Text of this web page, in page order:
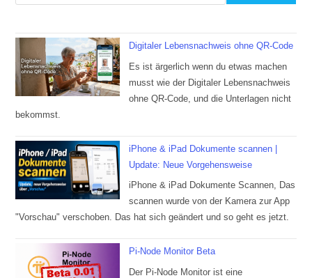
Digitaler Lebensnachweis ohne QR-Code
Es ist ärgerlich wenn du etwas machen
musst wie der Digitaler Lebensnachweis
ohne QR-Code, und die Unterlagen nicht
bekommst.
iPhone & iPad Dokumente scannen |
Update: Neue Vorgehensweise
iPhone & iPad Dokumente Scannen, Das
scannen wurde von der Kamera zur App
"Vorschau" verschoben. Das hat sich geändert und so geht es jetzt.
Pi-Node Monitor Beta
Der Pi-Node Monitor ist eine